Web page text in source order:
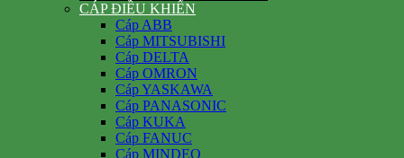
CÁP ĐIỀU KHIỂN
Cáp ABB
Cáp MITSUBISHI
Cáp DELTA
Cáp OMRON
Cáp YASKAWA
Cáp PANASONIC
Cáp KUKA
Cáp FANUC
Cáp MINDEO